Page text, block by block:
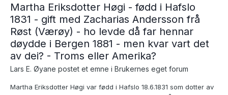
Martha Eriksdotter Høgi - fødd i Hafslo
1831 - gift med Zacharias Andersson frå
Røst (Værøy) - ho levde då far hennar
døydde i Bergen 1881 - men kvar vart det
av dei? - Troms eller Amerika?
Lars E. Øyane postet et emne i Brukernes eget forum
Martha Eriksdotter Høgi var fødd i Hafslo 18.6.1831 som dotter av